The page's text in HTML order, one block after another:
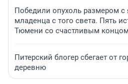
Победили опухоль размером
младенца с того света. Пять
Тюмени со счастливым концом
Питерский блогер сбегает от
деревню